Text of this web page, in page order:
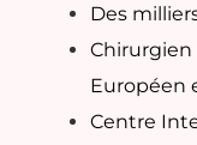
Des
Chirurgien
Européen
Centre